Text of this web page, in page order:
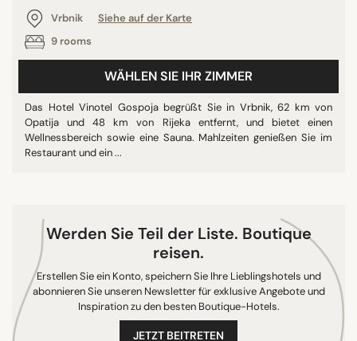
Vrbnik
Siehe auf der Karte
9 rooms
WÄHLEN SIE IHR ZIMMER
Das Hotel Vinotel Gospoja begrüßt Sie in Vrbnik, 62 km von
Opatija und 48 km von Rijeka entfernt, und bietet einen
Wellnessbereich sowie eine Sauna. Mahlzeiten genießen Sie im
Restaurant und ein ...
Werden Sie Teil der Liste. Boutique
reisen.
Erstellen Sie ein Konto, speichern Sie Ihre Lieblingshotels und
abonnieren Sie unseren Newsletter für exklusive Angebote und
Inspiration zu den besten Boutique-Hotels.
JETZT BEITRETEN